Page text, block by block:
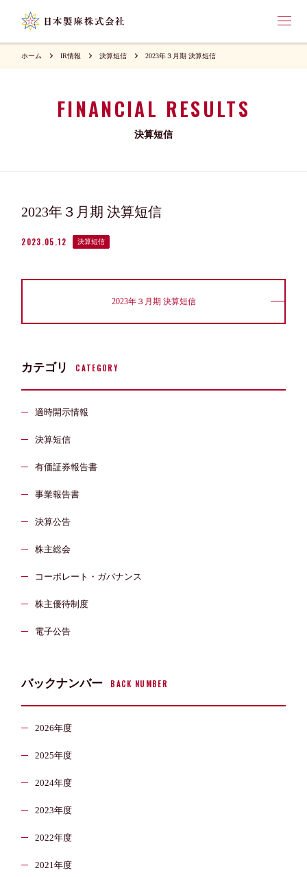
ホーム IR情報 決算短信 2023年３月期 決算短信
FINANCIAL RESULTS
決算短信
2023年３月期 決算短信
2023.05.12 決算短信
2023年３月期 決算短信
カテゴリ CATEGORY
適時開示情報
決算短信
有価証券報告書
事業報告書
決算公告
株主総会
コーポレート・ガバナンス
株主優待制度
電子公告
バックナンバー BACK NUMBER
2026年度
2025年度
2024年度
2023年度
2022年度
2021年度